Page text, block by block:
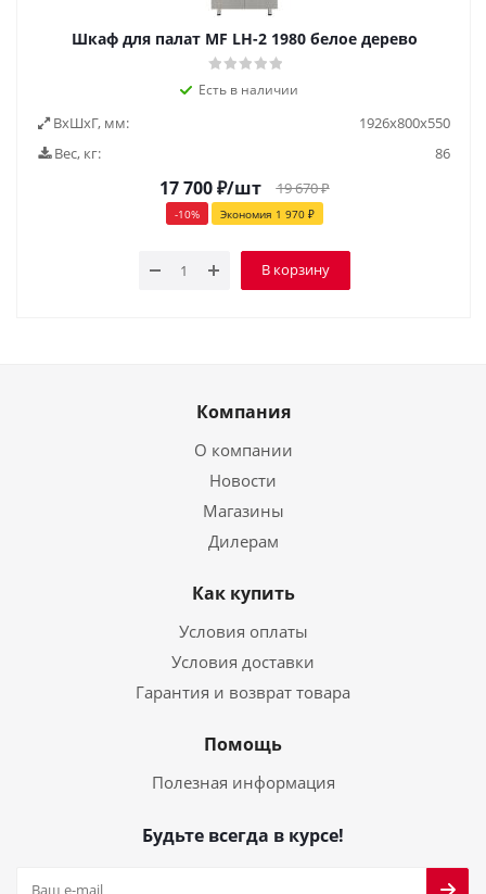
Шкаф для палат MF LH-2 1980 белое дерево
Есть в наличии
ВxШxГ, мм:
1926x800x550
Вес, кг:
86
17 700₽/шт 19 670₽
-10% Экономия 1 970₽
В корзину
Компания
О компании
Новости
Магазины
Дилерам
Как купить
Условия оплаты
Условия доставки
Гарантия и возврат товара
Помощь
Полезная информация
Будьте всегда в курсе!